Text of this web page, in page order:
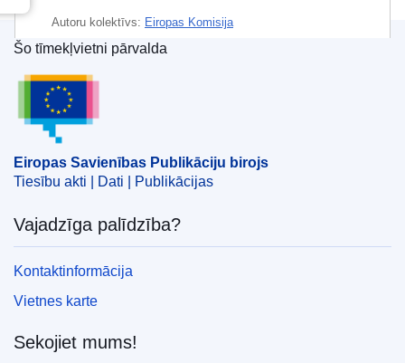
Autoru kolektīvs: Eiropas Komisija
iekšpolitika
drošība
CELEX : 52011DC0790
COMNAT : COM_2011_0790_FIN
Eiropas Savienības Publikāciju birojs
Šo tīmekļvietni pārvalda
Eiropas Savienības Publikāciju birojs
Tiesību akti | Dati | Publikācijas
Vajadzīga palīdzība?
Kontaktinformācija
Vietnes karte
Sekojiet mums!